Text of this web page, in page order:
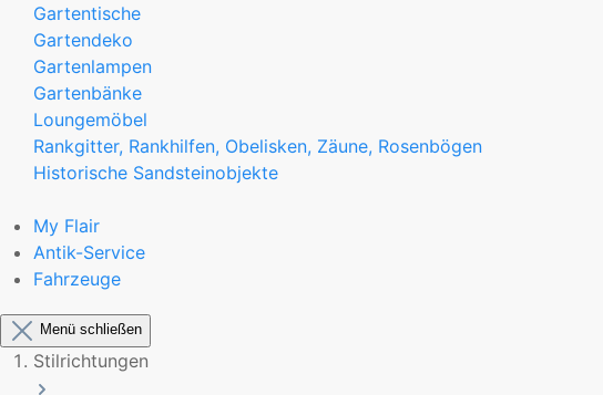
Gartentische
Gartendeko
Gartenlampen
Gartenbänke
Loungemöbel
Rankgitter, Rankhilfen, Obelisken, Zäune, Rosenbögen
Historische Sandsteinobjekte
My Flair
Antik-Service
Fahrzeuge
Menü schließen
Stilrichtungen